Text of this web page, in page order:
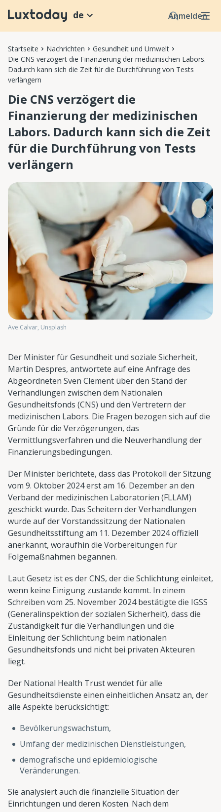
Anmelden
de
Startseite Nachrichten
Gesundheit und Umwelt
Die CNS verzögert die Finanzierung der medizinischen Labors.
Dadurch kann sich die Zeit für die Durchführung von Tests
verlängern
Die CNS verzögert die
Finanzierung der medizinischen
Labors. Dadurch kann sich die Zeit
für die Durchführung von Tests
verlängern
Ave Calvar, Unsplash
Der Minister für Gesundheit und soziale Sicherheit,
Martin Despres, antwortete auf eine Anfrage des
Abgeordneten Sven Clement über den Stand der
Verhandlungen zwischen dem Nationalen
Gesundheitsfonds (CNS) und den Vertretern der
medizinischen Labors. Die Fragen bezogen sich auf die
Gründe für die Verzögerungen, das
Vermittlungsverfahren und die Neuverhandlung der
Finanzierungsbedingungen.
Der Minister berichtete, dass das Protokoll der Sitzung
vom 9. Oktober 2024 erst am 16. Dezember an den
Verband der medizinischen Laboratorien (FLLAM)
geschickt wurde. Das Scheitern der Verhandlungen
wurde auf der Vorstandssitzung der Nationalen
Gesundheitsstiftung am 11. Dezember 2024 offiziell
anerkannt, woraufhin die Vorbereitungen für
Folgemaßnahmen begannen.
Laut Gesetz ist es der CNS, der die Schlichtung einleitet,
wenn keine Einigung zustande kommt. In einem
Schreiben vom 25. November 2024 bestätigte die IGSS
(Generalinspektion der sozialen Sicherheit), dass die
Zuständigkeit für die Verhandlungen und die
Einleitung der Schlichtung beim nationalen
Gesundheitsfonds und nicht bei privaten Akteuren
liegt.
Der National Health Trust wendet für alle
Gesundheitsdienste einen einheitlichen Ansatz an, der
alle Aspekte berücksichtigt:
Bevölkerungswachstum,
Umfang der medizinischen Dienstleistungen,
demografische und epidemiologische
Veränderungen.
Sie analysiert auch die finanzielle Situation der
Einrichtungen und deren Kosten. Nach dem